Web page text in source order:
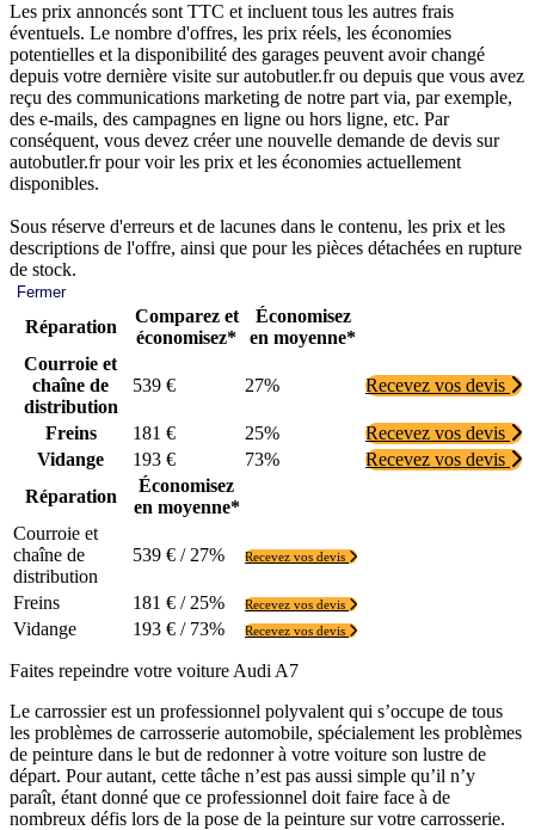
Les prix annoncés sont TTC et incluent tous les autres frais
éventuels. Le nombre d'offres, les prix réels, les économies
potentielles et la disponibilité des garages peuvent avoir changé
depuis votre dernière visite sur autobutler.fr ou depuis que vous avez
reçu des communications marketing de notre part via, par exemple,
des e-mails, des campagnes en ligne ou hors ligne, etc. Par
conséquent, vous devez créer une nouvelle demande de devis sur
autobutler.fr pour voir les prix et les économies actuellement
disponibles.
Sous réserve d'erreurs et de lacunes dans le contenu, les prix et les
descriptions de l'offre, ainsi que pour les pièces détachées en rupture
de stock.
Fermer
Réparation
Comparez et
économisez*
Économisez
en moyenne*
Courroie et
chaîne de
distribution
539 € 27% Recevez vos devis
Freins 181 € 25%
Recevez vos devis
Vidange
193 € 73%
Recevez vos devis
Réparation
Économisez
en moyenne*
Courroie et
chaîne de
distribution
539 € / 27% Recevez vos devis
Freins 181 € / 25% Recevez vos devis
Vidange 193 € / 73% Recevez vos devis
Faites repeindre votre voiture Audi A7
Le carrossier est un professionnel polyvalent qui s’occupe de tous
les problèmes de carrosserie automobile, spécialement les problèmes
de peinture dans le but de redonner à votre voiture son lustre de
départ. Pour autant, cette tâche n’est pas aussi simple qu’il n’y
paraît, étant donné que ce professionnel doit faire face à de
nombreux défis lors de la pose de la peinture sur votre carrosserie.